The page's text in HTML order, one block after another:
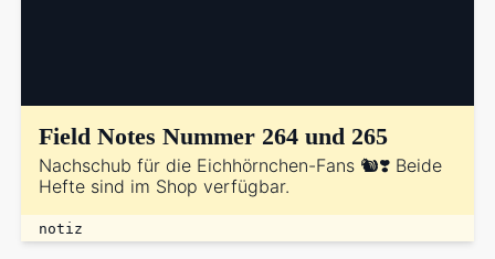
Field Notes Nummer 264 und 265
Nachschub für die Eichhörnchen-Fans 🐿️❣️ Beide
Hefte sind im Shop verfügbar.
notiz